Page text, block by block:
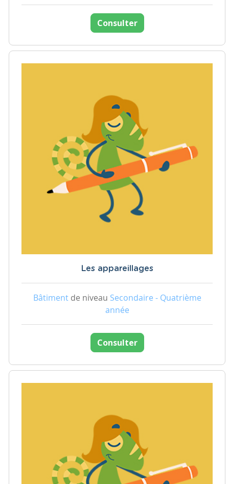
Consulter
Les appareillages
Bâtimentde niveau Secondaire - Quatrième
année
Consulter